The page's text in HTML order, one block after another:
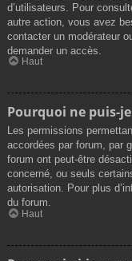
d’utilisateurs. Pour
autre action, vous avez
contacter un modérateur
demander un accès.
Haut
Pourquoi ne puis-
Les permissions
accordées par forum, par
forum ont peut-être
concerné, ou seuls
autorisation. Pour plus
du forum.
Haut